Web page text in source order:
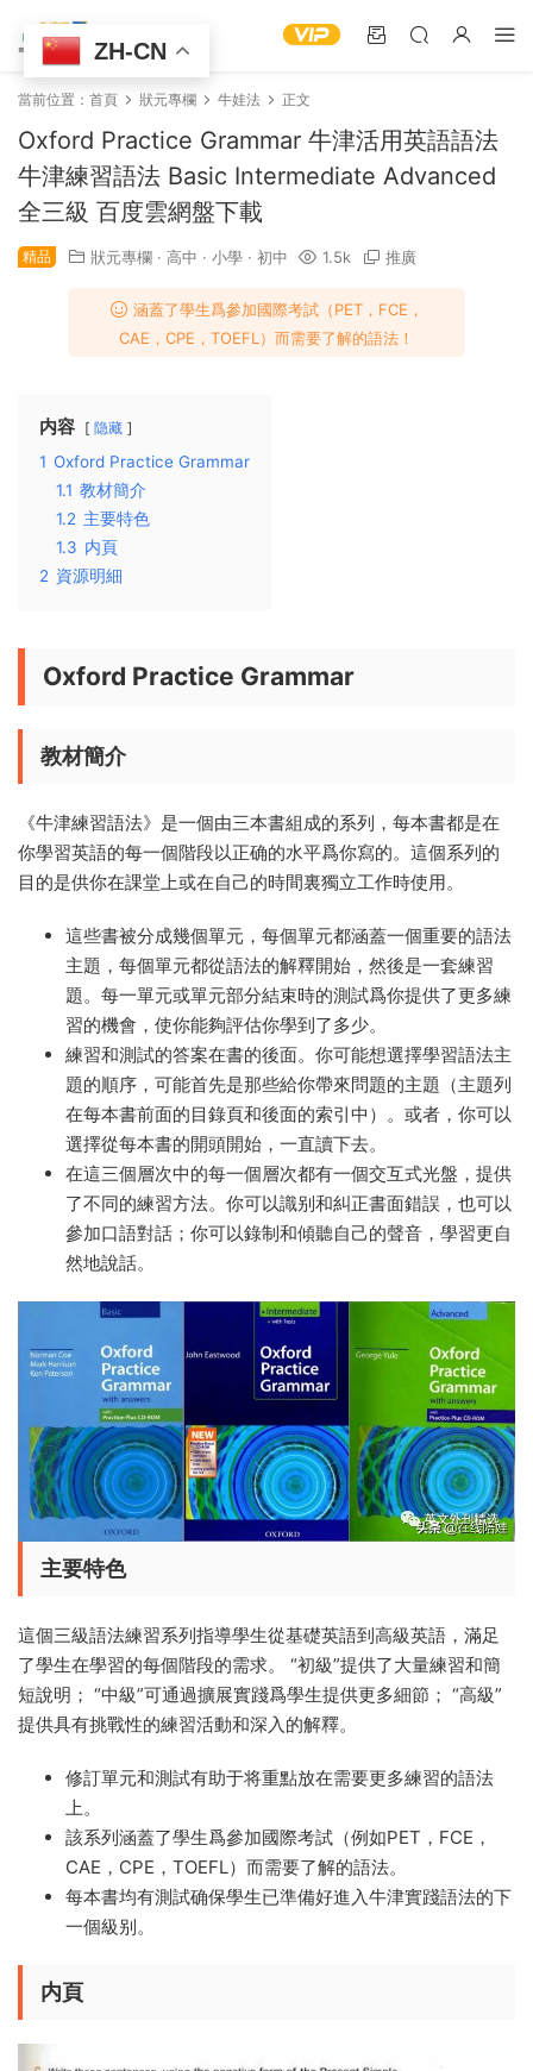
當前位置： 首頁 狀元專欄 牛娃法 正文
Oxford Practice Grammar 牛津活用英語語法
牛津練習語法 Basic Intermediate Advanced
全三級 百度雲網盤下載
精品 狀元專欄 · 高中 · 小學 · 初中 1.5k 推廣
涵蓋了學生爲參加國際考試（PET，FCE，
CAE，CPE，TOEFL）而需要了解的語法！
内容 隐藏
1 Oxford Practice Grammar
1.1 教材簡介
1.2 主要特色
1.3 内頁
2 資源明細
Oxford Practice Grammar
教材簡介
《牛津練習語法》是一個由三本書組成的系列，每本書都是在
你學習英語的每一個階段以正确的水平爲你寫的。這個系列的
目的是供你在課堂上或在自己的時間裏獨立工作時使用。
這些書被分成幾個單元，每個單元都涵蓋一個重要的語法
主題，每個單元都從語法的解釋開始，然後是一套練習
題。每一單元或單元部分結束時的測試爲你提供了更多練
習的機會，使你能夠評估你學到了多少。
練習和測試的答案在書的後面。你可能想選擇學習語法主
題的順序，可能首先是那些給你帶來問題的主題（主題列
在每本書前面的目錄頁和後面的索引中）。或者，你可以
選擇從每本書的開頭開始，一直讀下去。
在這三個層次中的每一個層次都有一個交互式光盤，提供
了不同的練習方法。你可以識别和糾正書面錯誤，也可以
參加口語對話；你可以錄制和傾聽自己的聲音，學習更自
然地說話。
主要特色
這個三級語法練習系列指導學生從基礎英語到高級英語，滿足
了學生在學習的每個階段的需求。 “初級”提供了大量練習和簡
短說明； “中級”可通過擴展實踐爲學生提供更多細節； “高級”
提供具有挑戰性的練習活動和深入的解釋。
修訂單元和測試有助于将重點放在需要更多練習的語法
上。
該系列涵蓋了學生爲參加國際考試（例如PET，FCE，
CAE，CPE，TOEFL）而需要了解的語法。
每本書均有測試确保學生已準備好進入牛津實踐語法的下
一個級别。
内頁
ZH-CN